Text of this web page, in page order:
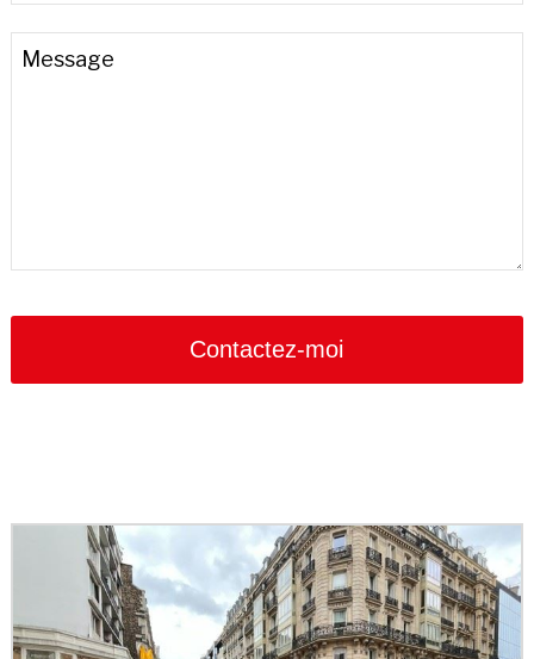
Message
Contactez-moi